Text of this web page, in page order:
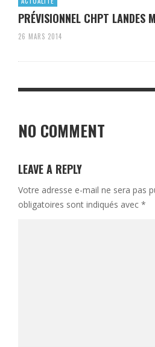
PRÉVISIONNEL CHPT LANDES
26 MARS 2014
NO COMMENT
LEAVE A REPLY
Votre adresse e-mail ne sera pas
obligatoires sont indiqués avec *